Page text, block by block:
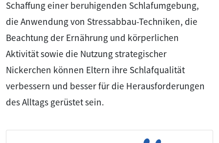
Schaffung einer beruhigenden Schlafumgebung,
die Anwendung von Stressabbau-Techniken, die
Beachtung der Ernährung und körperlichen
Aktivität sowie die Nutzung strategischer
Nickerchen können Eltern ihre Schlafqualität
verbessern und besser für die Herausforderungen
des Alltags gerüstet sein.